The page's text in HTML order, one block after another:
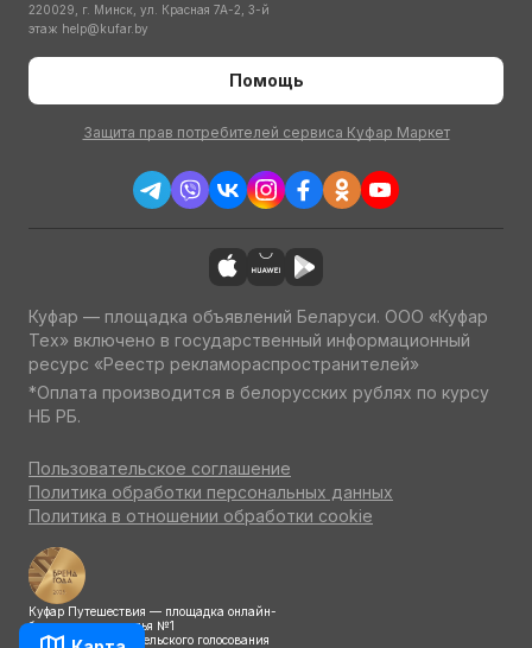
220029, г. Минск, ул. Красная 7А-2, 3-й
этаж help@kufar.by
Помощь
Защита прав потребителей сервиса Куфар Маркет
Куфар — площадка объявлений Беларуси. ООО «Куфар
Тех» включено в государственный информационный
ресурс «Реестр рекламораспространителей»
*Оплата производится в белорусских рублях по курсу
НБ РБ.
Пользовательское соглашение
Политика обработки персональных данных
Политика в отношении обработки cookie
Куфар Путешествия — площадка онлайн-
бронирования жилья №1
по итогам потребительского голосования